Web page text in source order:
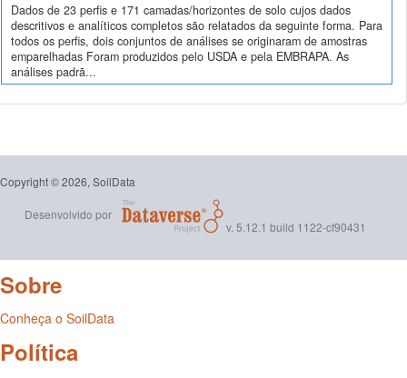
Dados de 23 perfis e 171 camadas/horizontes de solo cujos dados
descritivos e analíticos completos são relatados da seguinte forma. Para
todos os perfis, dois conjuntos de análises se originaram de amostras
emparelhadas Foram produzidos pelo USDA e pela EMBRAPA. As
análises padrã...
Copyright © 2026, SoilData
Desenvolvido por
v. 5.12.1 build 1122-cf90431
Sobre
Conheça o SoilData
Política